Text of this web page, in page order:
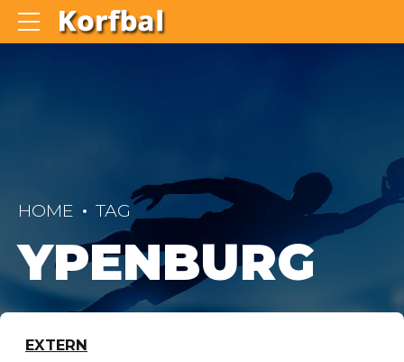
HOME TAG
YPENBURG
EXTERN